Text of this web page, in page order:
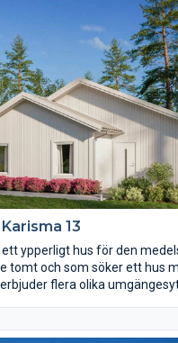
inom nära räckhåll.
13
ett ypperligt hus för den
tomt och som söker ett hus
flera olika
finns både allrum och wc.